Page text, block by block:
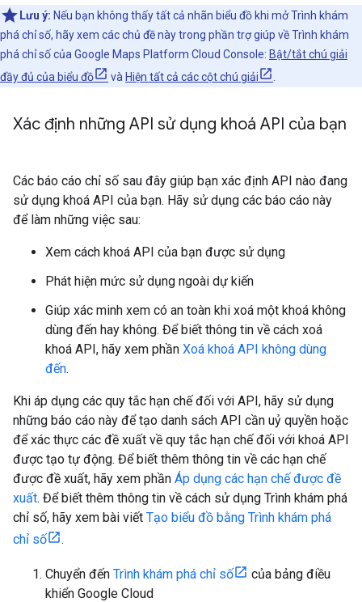
Lưu ý: Nếu bạn không thấy tất cả nhãn biểu đồ khi mở Trình khám
phá chỉ số, hãy xem các chủ đề này trong phần trợ giúp về Trình khám
phá chỉ số của Google Maps Platform Cloud Console: Bật/tắt chú giải
đầy đủ của biểu đồ
và Hiện tất cả các cột chú giải
Xác định những API sử dụng khoá API của bạn
Các báo cáo chỉ số sau đây giúp bạn xác định API nào đang
sử dụng khoá API của bạn. Hãy sử dụng các báo cáo này
để làm những việc sau:
Xem cách khoá API của bạn được sử dụng
Phát hiện mức sử dụng ngoài dự kiến
Giúp xác minh xem có an toàn khi xoá một khoá không
dùng đến hay không. Để biết thông tin về cách xoá
khoá API, hãy xem phần Xoá khoá API không dùng
đến.
Khi áp dụng các quy tắc hạn chế đối với API, hãy sử dụng
những báo cáo này để tạo danh sách API cần uỷ quyền hoặc
để xác thực các đề xuất về quy tắc hạn chế đối với khoá API
được tạo tự động. Để biết thêm thông tin về các hạn chế
được đề xuất, hãy xem phần Áp dụng các hạn chế được đề
xuất. Để biết thêm thông tin về cách sử dụng Trình khám phá
chỉ số, hãy xem bài viết Tạo biểu đồ bằng Trình khám phá
chỉ số
.
Chuyển đến Trình khám phá chỉ số
của bảng điều
khiển Google Cloud